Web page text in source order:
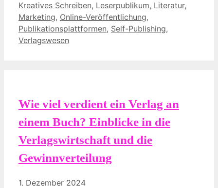
Kreatives Schreiben, Leserpublikum, Literatur,
Marketing, Online-Veröffentlichung,
Publikationsplattformen, Self-Publishing,
Verlagswesen
Wie viel verdient ein Verlag an
einem Buch? Einblicke in die
Verlagswirtschaft und die
Gewinnverteilung
1. Dezember 2024